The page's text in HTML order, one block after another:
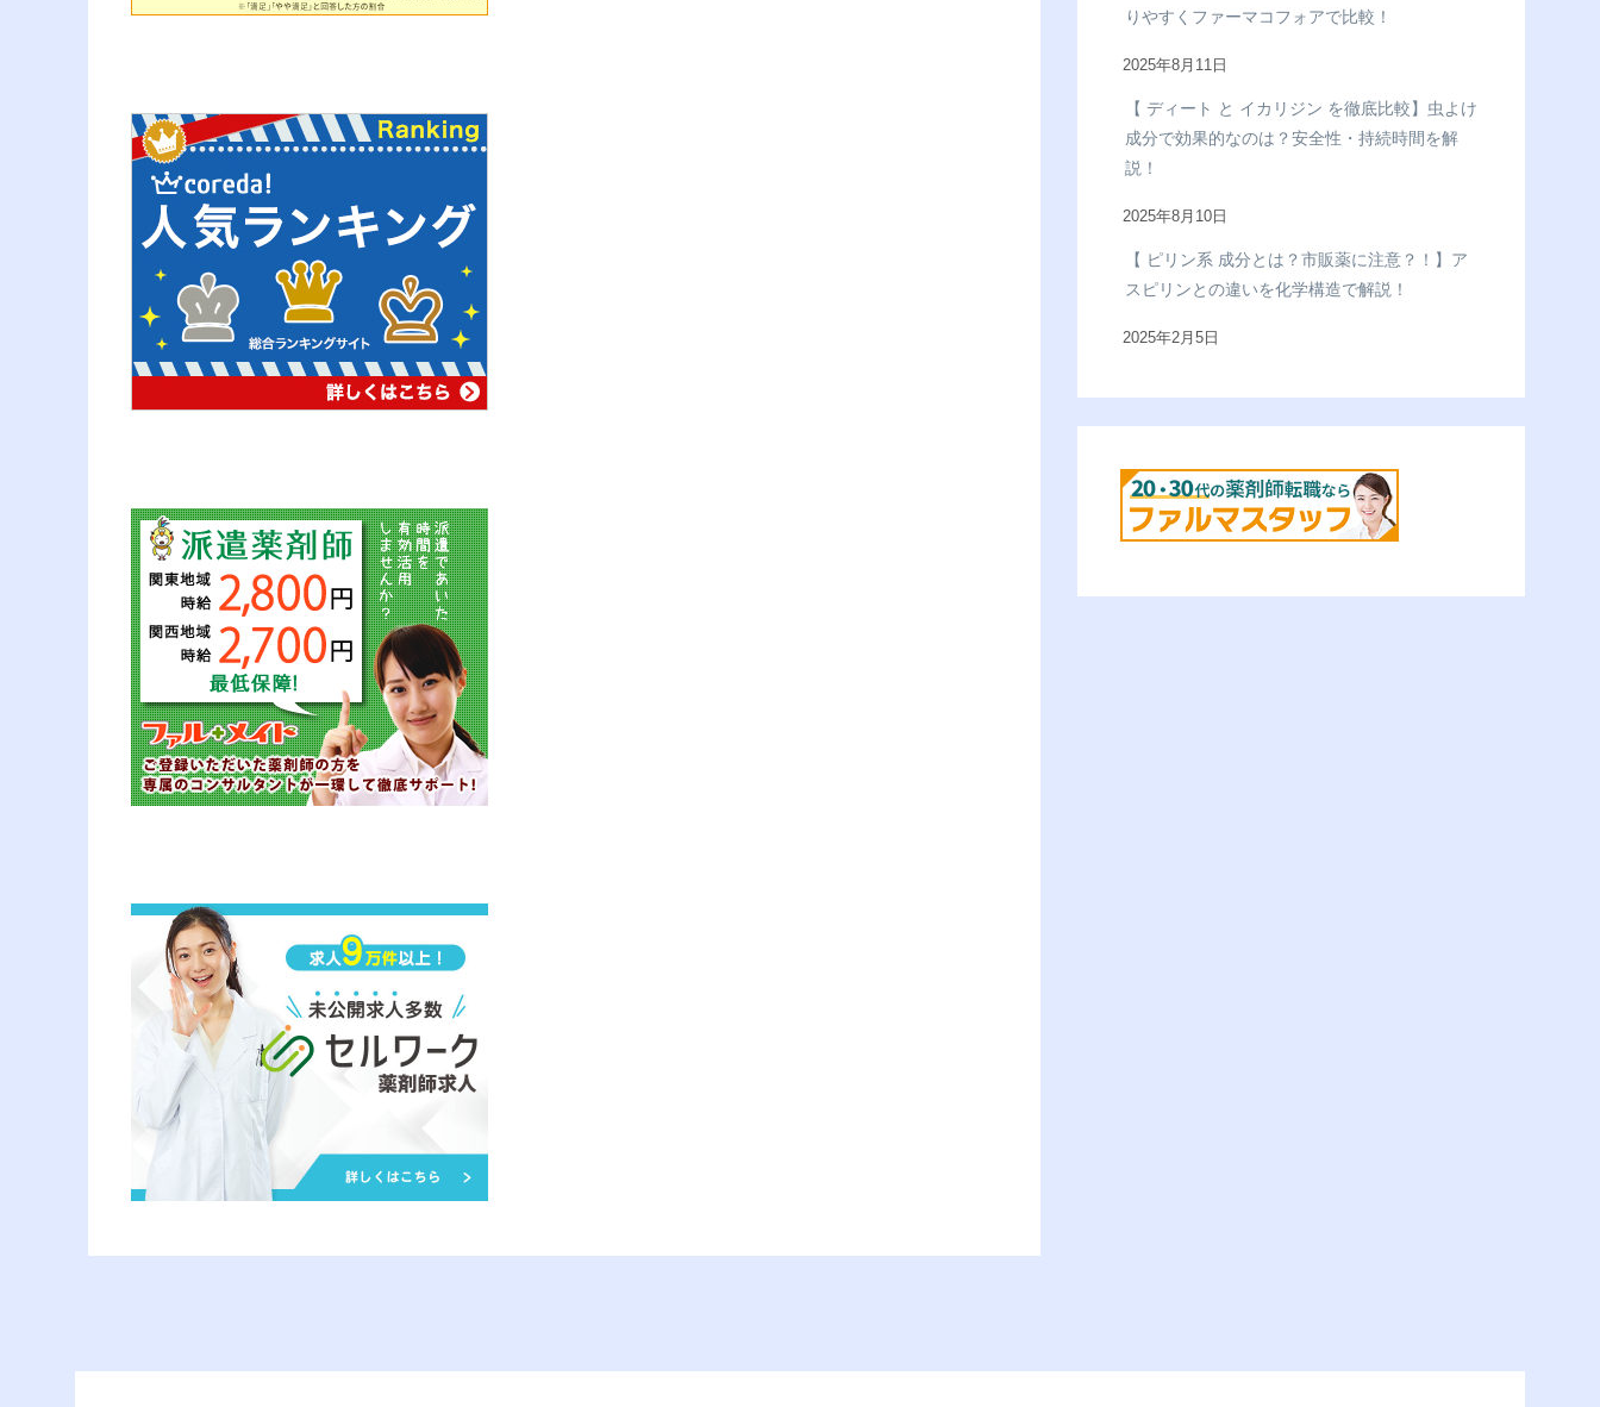
りやすくファーマコフォアで比較！
2025年8月11日
【 ディート と イカリジン を徹底比較】虫よけ
成分で効果的なのは？安全性・持続時間を解
説！
2025年8月10日
【 ピリン系 成分とは？市販薬に注意？！】ア
スピリンとの違いを化学構造で解説！
2025年2月5日